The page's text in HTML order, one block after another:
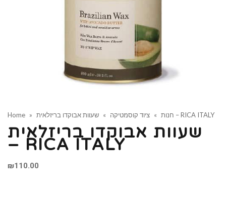
Home » חנות » ציוד קוסמטיקה » שעוות אבוקדו בריזלאית – RICA ITALY
שעוות אבוקדו בריזלאית
– RICA ITALY
₪110.00